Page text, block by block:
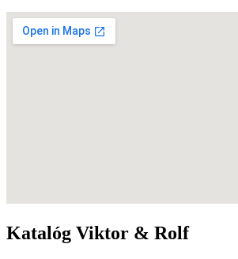
Katalóg Viktor & Rolf